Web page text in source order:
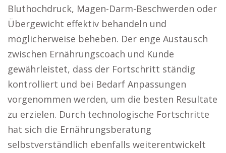
Bluthochdruck, Magen-Darm-Beschwerden oder
Übergewicht effektiv behandeln und
möglicherweise beheben. Der enge Austausch
zwischen Ernährungscoach und Kunde
gewährleistet, dass der Fortschritt ständig
kontrolliert und bei Bedarf Anpassungen
vorgenommen werden, um die besten Resultate
zu erzielen. Durch technologische Fortschritte
hat sich die Ernährungsberatung
selbstverständlich ebenfalls weiterentwickelt